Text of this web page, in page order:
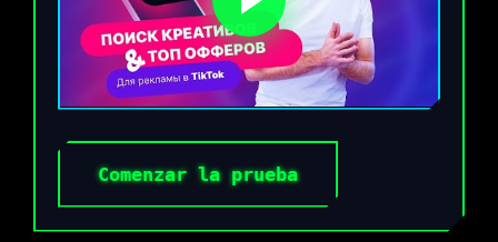
Comenzar la prueba